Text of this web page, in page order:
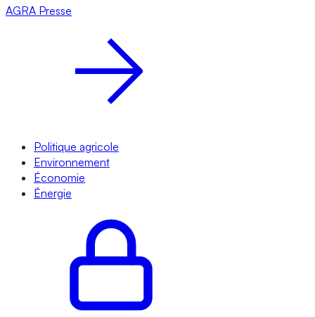
AGRA Presse
Politique agricole
Environnement
Économie
Énergie